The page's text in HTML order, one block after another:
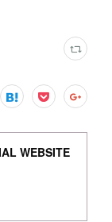
WEBSITE